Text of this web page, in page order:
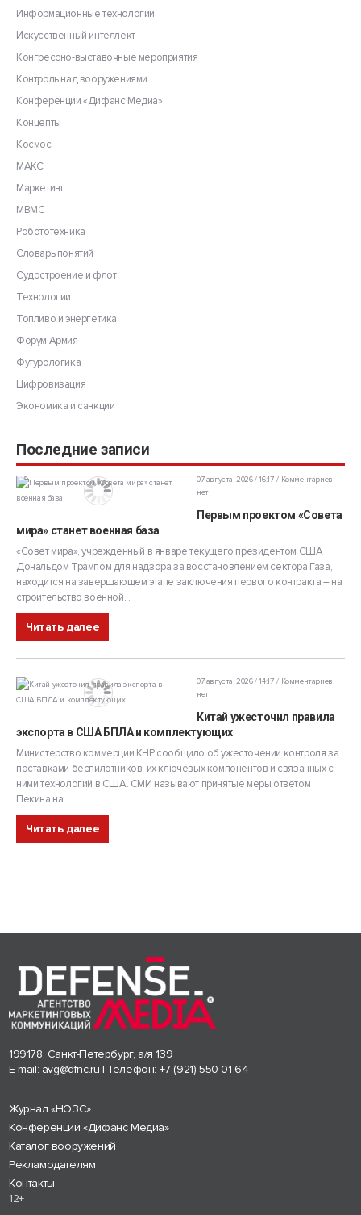
Информационные технологии
Искусственный интеллект
Конгрессно-выставочные мероприятия
Контроль над вооружениями
Конференции «Дифанс Медиа»
Концепты
Космос
МАКС
Маркетинг
МВМС
Робототехника
Словарь понятий
Судостроение и флот
Технологии
Топливо и энергетика
Форум Армия
Футурологика
Цифровизация
Экономика и санкции
Последние записи
07 августа, 2026 / 16:17
Комментариев
нет
Первым проектом «Совета
мира» станет военная база
«Совет мира», учрежденный в январе текущего президентом США
Дональдом Трампом для надзора за восстановлением сектора Газа,
находится на завершающем этапе заключения первого контракта – на
строительство военной...
Читать далее
07 августа, 2026 / 14:17
Комментариев
нет
Китай ужесточил правила
экспорта в США БПЛА и комплектующих
Министерство коммерции КНР сообщило об ужесточении контроля за
поставками беспилотников, их ключевых компонентов и связанных с
ними технологий в США. СМИ называют принятые меры ответом
Пекина на...
Читать далее
199178, Санкт-Петербург, а/я 139
E-mail: avg@dfnc.ru | Телефон: +7 (921) 550-01-64
Журнал «НОЗС»
Конференции «Дифанс Медиа»
Каталог вооружений
Рекламодателям
Контакты
12+